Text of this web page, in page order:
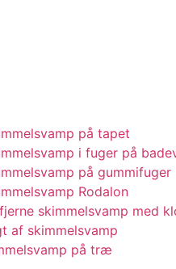
på tapet
i fuger på
på gummifuger
Rodalon
skimmelsvamp med
af skimmelsvamp
på træ